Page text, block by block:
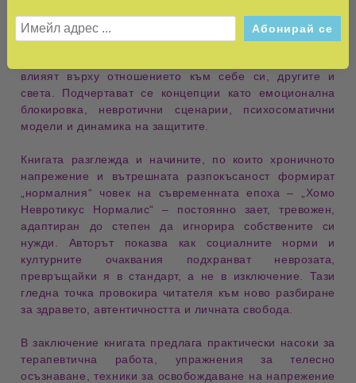
поведенчески и физически прояви. Авторът обяснява
как различните характерови типове отразяват
влияят върху отношението към себе си, другите и
света. Подчертават се концепции като емоционална
блокировка
невротични сценарии
психосоматични
модели и динамика на защитите
Книгата разглежда и начините, по които хроничното
напрежение и вътрешната разпокъсаност формират
„нормалния“ човек на съвременната епоха –
„Хомо
Невротикус Нормалис“
– постоянно зает, тревожен,
адаптиран до степен да игнорира собствените си
нужди. Авторът показва как социалните норми и
културните очаквания подхранват неврозата,
превръщайки я в стандарт, а не в изключение. Тази
гледна точка провокира читателя към ново разбиране
за здравето ,автентичността и личната свобода
В заключение книгата предлага практически насоки за
терапевтична работа
, упражнения за телесно
осъзнаване, техники за освобождаване на напрежение